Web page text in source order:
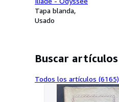
Tapa blanda
Usado
Buscar artículos
Todos los artículos (6165)